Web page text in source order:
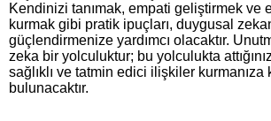
Kendinizi tanımak, empati geliştirmek ve
kurmak gibi pratik ipuçları, duygusal
güçlendirmenize yardımcı olacaktır.
zeka bir yolculuktur; bu yolculukta
sağlıklı ve tatmin edici ilişkiler kurmanıza
bulunacaktır.